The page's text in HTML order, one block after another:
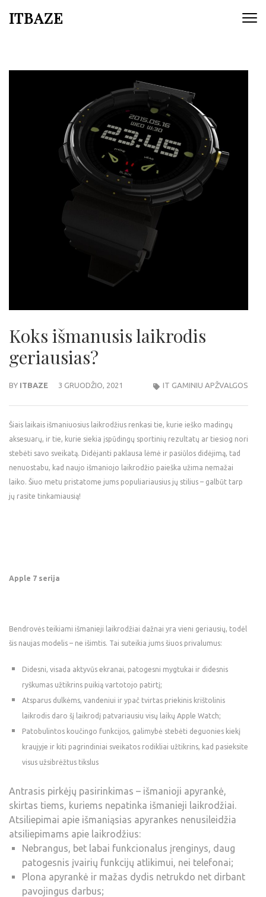
ITBAZE
Koks išmanusis laikrodis
geriausias?
BY ITBAZE 3 GRUODŽIO, 2021 IT GAMINIU APŽVALGOS
Šiais laikais išmaniuosius laikrodžius renkasi tie, kurie ieško madingų
aksesuarų, ir tie, kurie siekia įspūdingų sportinių rezultatų ar tiesiog nori
stebėti savo sveikatą. Didėjanti paklausa lėmė ir pasiūlos didėjimą, tad
nenuostabu, kad naujo išmaniojo laikrodžio paieška užima nemažai
laiko. Šiuo metu pristatome jums populiariausius jų stilius – galbūt tarp
jų rasite tinkamiausią!
Apple 7 serija
Bendrovės teikiami išmanieji laikrodžiai dažnai yra vieni geriausių, todėl
šis naujas modelis – ne išimtis. Tai suteikia jums šiuos privalumus:
Didesni, visada aktyvūs ekranai, patogesni mygtukai ir didesnis
ryškumas užtikrins puikią vartotojo patirtį;
Atsparus dulkėms, vandeniui ir ypač tvirtas priekinis krištolinis
laikrodis daro šį laikrodį patvariausiu visų laikų Apple Watch;
Patobulintos koučingo funkcijos, galimybė stebėti deguonies kiekį
kraujyje ir kiti pagrindiniai sveikatos rodikliai užtikrins, kad pasieksite
visus užsibrėžtus tikslus
Antrasis pirkėjų pasirinkimas – išmanioji apyrankė,
skirtas tiems, kuriems nepatinka išmanieji laikrodžiai.
Atsiliepimai apie išmaniąsias apyrankes nenusileidžia
atsiliepimams apie laikrodžius:
Nebrangus, bet labai funkcionalus įrenginys, daug
patogesnis įvairių funkcijų atlikimui, nei telefonai;
Plona apyrankė ir mažas dydis netrukdo net dirbant
pavojingus darbus;